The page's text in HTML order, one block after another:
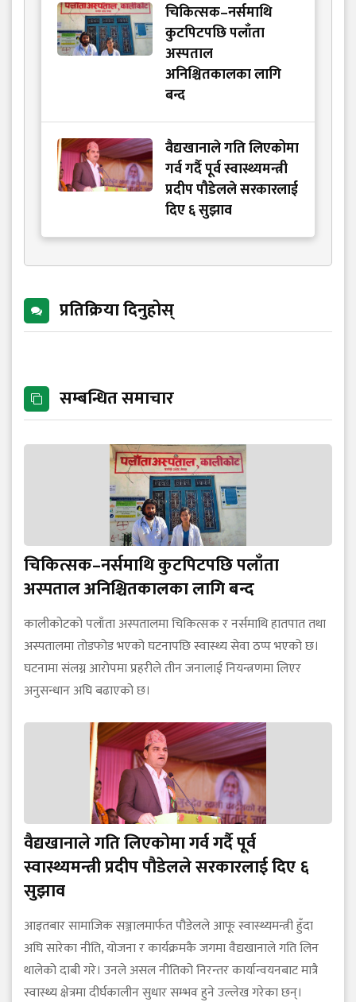
चिकित्सक–नर्समाथि
कुटपिटपछि पलाँता
अस्पताल
अनिश्चितकालका लागि
बन्द
वैद्यखानाले गति लिएकोमा
गर्व गर्दै पूर्व स्वास्थ्यमन्त्री
प्रदीप पौडेलले सरकारलाई
दिए ६ सुझाव
प्रतिक्रिया दिनुहोस्
सम्बन्धित समाचार
चिकित्सक–नर्समाथि कुटपिटपछि पलाँता
अस्पताल अनिश्चितकालका लागि बन्द
कालीकोटको पलाँता अस्पतालमा चिकित्सक र नर्समाथि हातपात तथा
अस्पतालमा तोडफोड भएको घटनापछि स्वास्थ्य सेवा ठप्प भएको छ।
घटनामा संलग्न आरोपमा प्रहरीले तीन जनालाई नियन्त्रणमा लिएर
अनुसन्धान अघि बढाएको छ।
वैद्यखानाले गति लिएकोमा गर्व गर्दै पूर्व
स्वास्थ्यमन्त्री प्रदीप पौडेलले सरकारलाई दिए ६
सुझाव
आइतबार सामाजिक सञ्जालमार्फत पौडेलले आफू स्वास्थ्यमन्त्री हुँदा
अघि सारेका नीति, योजना र कार्यक्रमकै जगमा वैद्यखानाले गति लिन
थालेको दाबी गरे। उनले असल नीतिको निरन्तर कार्यान्वयनबाट मात्रै
स्वास्थ्य क्षेत्रमा दीर्घकालीन सुधार सम्भव हुने उल्लेख गरेका छन्।